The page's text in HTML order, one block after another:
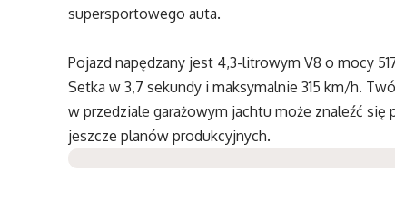
supersportowego auta.
Pojazd napędzany jest 4,3-litrowym V8 o mocy
Setka w 3,7 sekundy i maksymalnie 315 km/h.
w przedziale garażowym jachtu może znaleźć się
jeszcze planów produkcyjnych.